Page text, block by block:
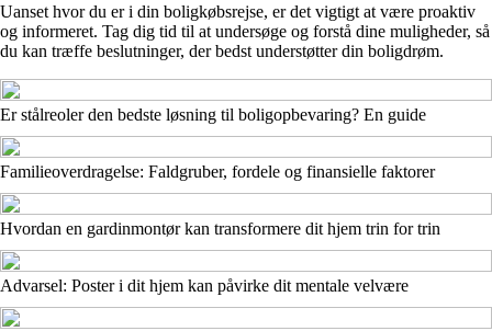
Uanset hvor du er i din boligkøbsrejse, er det vigtigt at være proaktiv
og informeret. Tag dig tid til at undersøge og forstå dine muligheder, så
du kan træffe beslutninger, der bedst understøtter din boligdrøm.
Er stålreoler den bedste løsning til boligopbevaring? En guide
Familieoverdragelse: Faldgruber, fordele og finansielle faktorer
Hvordan en gardinmontør kan transformere dit hjem trin for trin
Advarsel: Poster i dit hjem kan påvirke dit mentale velvære